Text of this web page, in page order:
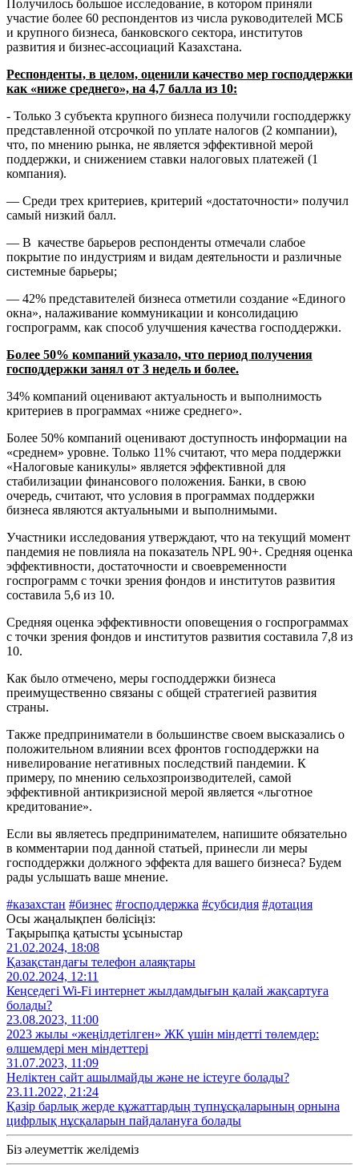
Получилось большое исследование, в котором приняли
участие более 60 респондентов из числа руководителей МСБ
и крупного бизнеса, банковского сектора, институтов
развития и бизнес-ассоциаций Казахстана.
Респонденты, в целом, оценили качество мер господдержки
как «ниже среднего», на 4,7 балла из 10:
- Только 3 субъекта крупного бизнеса получили господдержку
представленной отсрочкой по уплате налогов (2 компании),
что, по мнению рынка, не является эффективной мерой
поддержки, и снижением ставки налоговых платежей (1
компания).
— Среди трех критериев, критерий «достаточности» получил
самый низкий балл.
— В качестве барьеров респонденты отмечали слабое
покрытие по индустриям и видам деятельности и различные
системные барьеры;
— 42% представителей бизнеса отметили создание «Единого
окна», налаживание коммуникации и консолидацию
госпрограмм, как способ улучшения качества господдержки.
Более 50% компаний указало, что период получения
господдержки занял от 3 недель и более.
34% компаний оценивают актуальность и выполнимость
критериев в программах «ниже среднего».
Более 50% компаний оценивают доступность информации на
«среднем» уровне. Только 11% считают, что мера поддержки
«Налоговые каникулы» является эффективной для
стабилизации финансового положения. Банки, в свою
очередь, считают, что условия в программах поддержки
бизнеса являются актуальными и выполнимыми.
Участники исследования утверждают, что на текущий момент
пандемия не повлияла на показатель NPL 90+. Средняя оценка
эффективности, достаточности и своевременности
госпрограмм с точки зрения фондов и институтов развития
составила 5,6 из 10.
Средняя оценка эффективности оповещения о госпрограммах
с точки зрения фондов и институтов развития составила 7,8 из
10.
Как было отмечено, меры господдержки бизнеса
преимущественно связаны с общей стратегией развития
страны.
Также предприниматели в большинстве своем высказались о
положительном влиянии всех фронтов господдержки на
нивелирование негативных последствий пандемии. К
примеру, по мнению сельхозпроизводителей, самой
эффективной антикризисной мерой является «льготное
кредитование».
Если вы являетесь предпринимателем, напишите обязательно
в комментарии под данной статьей, принесли ли меры
господдержки должного эффекта для вашего бизнеса? Будем
рады услышать ваше мнение.
#казахстан #бизнес #господдержка #субсидия #дотация
Осы жаңалықпен бөлісіңіз:
Тақырыпқа қатысты ұсыныстар
21.02.2024, 18:08
Қазақстандағы телефон алаяқтары
20.02.2024, 12:11
Кеңседегі Wi-Fi интернет жылдамдығын қалай жақсартуға
болады?
23.08.2023, 11:00
2023 жылы «жеңілдетілген» ЖК үшін міндетті төлемдер:
өлшемдері мен міндеттері
31.07.2023, 11:09
Неліктен сайт ашылмайды және не істеуге болады?
23.11.2022, 21:24
Қазір барлық жерде құжаттардың түпнұсқаларының орнына
цифрлық нұсқаларын пайдалануға болады
Біз әлеуметтік желідеміз